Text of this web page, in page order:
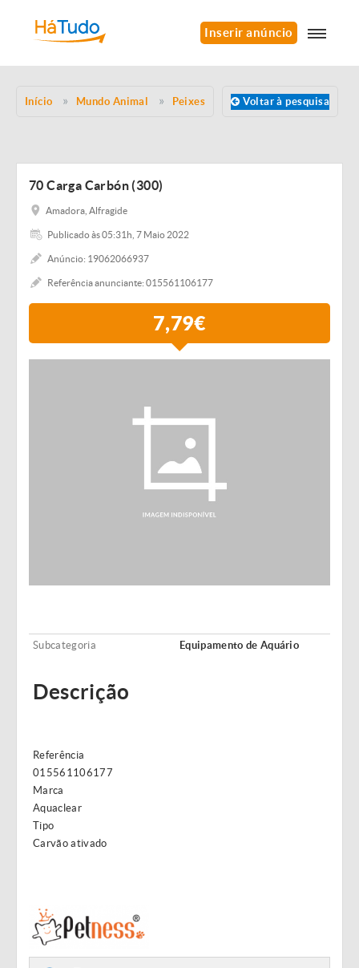
Inserir anúncio
Início Mundo Animal Peixes Voltar à pesquisa
70 Carga Carbón (300)
Amadora, Alfragide
Publicado às 05:31h, 7 Maio 2022
Anúncio: 19062066937
Referência anunciante: 015561106177
7,79€
Subcategoria Equipamento de Aquário
Descrição
Referência
015561106177
Marca
Aquaclear
Tipo
Carvão ativado